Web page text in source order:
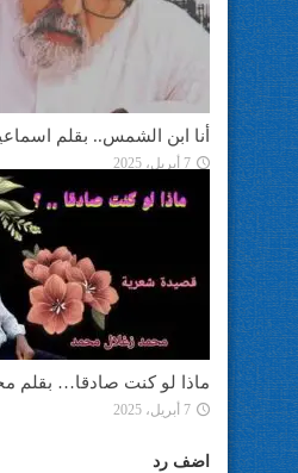
أنا ابن الشمس.. بقلم
7 أبريل، 2025
ماذا لو كنت صادقا… بقلم
7 أبريل، 2025
اضف رد